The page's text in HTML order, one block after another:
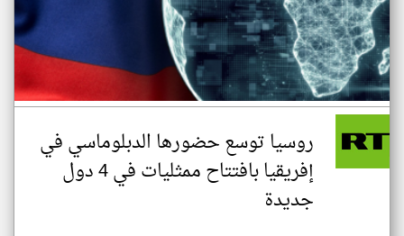
روسيا توسع حضورها الدبلوماسي في
إفريقيا بافتتاح ممثليات في 4 دول
جديدة